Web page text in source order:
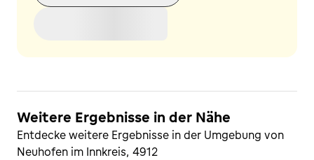
Weitere Ergebnisse in der Nähe
Entdecke weitere Ergebnisse in der Umgebung von
Neuhofen im Innkreis, 4912